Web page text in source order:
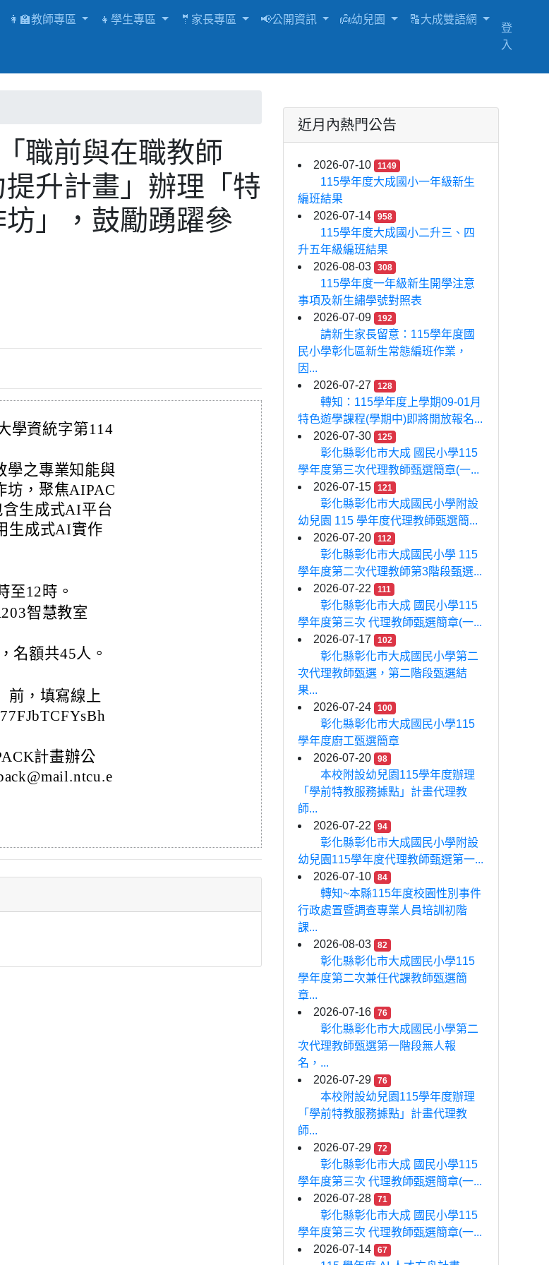
👩‍🏫教師專區 👧學生專區 🤵家長專區 📢公開資訊 👼幼兒園 🔠大成雙語網
登
入
職前與在職教師
升計畫」辦理「特
」，鼓勵踴躍參
學資統字第114
學之專業知能與
坊，聚焦AIPAC
生成式AI平台
生成式AI實作
至12時。
智慧教室
名額共45人。
前，填寫線上
計畫辦公
近月內熱門公告
2026-07-10 1149
115學年度大成國小一年級新生
編班結果
2026-07-14
958
115學年度大成國小二升三、四
升五年級編班結果
2026-08-03
308
115學年度一年級新生開學注意
事項及新生繡學號對照表
2026-07-09
192
請新生家長留意：115學年度國
民小學彰化區新生常態編班作業，
因...
2026-07-27
128
轉知：115學年度上學期09-01月
特色遊學課程(學期中)即將開放報名...
2026-07-30
125
彰化縣彰化市大成 國民小學115
學年度第三次代理教師甄選簡章(一...
2026-07-15
121
彰化縣彰化市大成國民小學附設
幼兒園 115 學年度代理教師甄選簡...
2026-07-20
112
彰化縣彰化市大成國民小學 115
學年度第二次代理教師第3階段甄選...
2026-07-22
111
彰化縣彰化市大成 國民小學115
學年度第三次 代理教師甄選簡章(一...
2026-07-17
102
彰化縣彰化市大成國民小學第二
次代理教師甄選，第二階段甄選結
果...
2026-07-24
100
彰化縣彰化市大成國民小學115
學年度廚工甄選簡章
2026-07-20
98
本校附設幼兒園115學年度辦理
「學前特教服務據點」計畫代理教
師...
2026-07-22
94
彰化縣彰化市大成國民小學附設
幼兒園115學年度代理教師甄選第一...
2026-07-10
84
轉知~本縣115年度校園性別事件
行政處置暨調查專業人員培訓初階
課...
2026-08-03
82
彰化縣彰化市大成國民小學115
學年度第二次兼任代課教師甄選簡
章...
2026-07-16
76
彰化縣彰化市大成國民小學第二
次代理教師甄選第一階段無人報
名，...
2026-07-29
76
本校附設幼兒園115學年度辦理
「學前特教服務據點」計畫代理教
師...
2026-07-29
72
彰化縣彰化市大成 國民小學115
學年度第三次 代理教師甄選簡章(一...
2026-07-28
71
彰化縣彰化市大成 國民小學115
學年度第三次 代理教師甄選簡章(一...
2026-07-14
67